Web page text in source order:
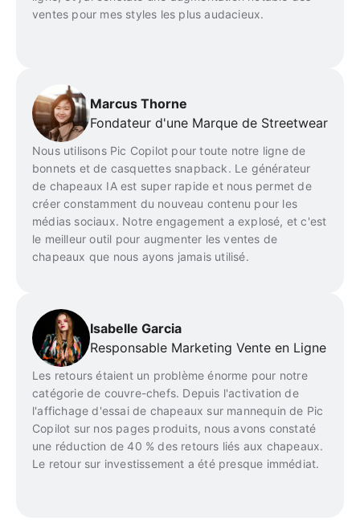
ventes pour mes styles les plus audacieux.
Marcus Thorne
Fondateur d'une Marque de Streetwear
Nous utilisons Pic Copilot pour toute notre ligne de
bonnets et de casquettes snapback. Le générateur
de chapeaux IA est super rapide et nous permet de
créer constamment du nouveau contenu pour les
médias sociaux. Notre engagement a explosé, et c'est
le meilleur outil pour augmenter les ventes de
chapeaux que nous ayons jamais utilisé.
Isabelle Garcia
Responsable Marketing Vente en Ligne
Les retours étaient un problème énorme pour notre
catégorie de couvre-chefs. Depuis l'activation de
l'affichage d'essai de chapeaux sur mannequin de Pic
Copilot sur nos pages produits, nous avons constaté
une réduction de 40 % des retours liés aux chapeaux.
Le retour sur investissement a été presque immédiat.